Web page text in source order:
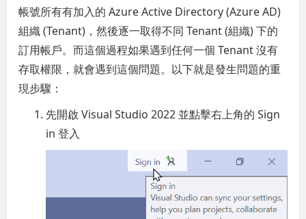
帳號所有有加入的 Azure Active Directory (Azure AD)
組織 (Tenant)，然後逐一取得不同 Tenant (組織) 下的
訂用帳戶。而這個過程如果遇到任何一個 Tenant 沒有
存取權限，就會遇到這個問題。以下就是發生問題的重
現步驟：
先開啟 Visual Studio 2022 並點擊右上角的 Sign
in 登入